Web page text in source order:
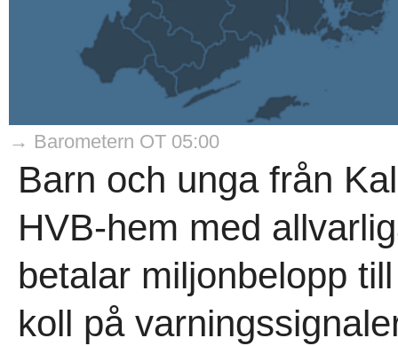
→ Barometern OT 05:00
Barn och unga från
HVB-hem med
betalar miljonbelopp
koll på